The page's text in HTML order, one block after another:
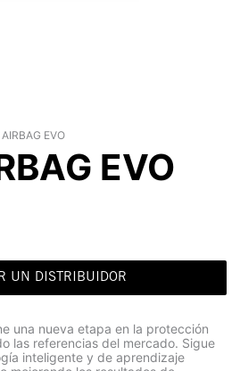
EVO
EVO
UN DISTRIBUIDOR
una nueva etapa en la protección
las referencias del mercado. Sigue
inteligente y de aprendizaje